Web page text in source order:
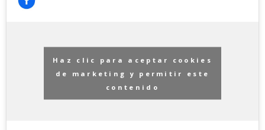
Haz clic para aceptar cookies
de marketing y permitir este
contenido